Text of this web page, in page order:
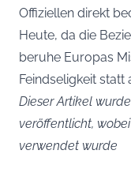
Offiziellen direkt
Heute, da die
beruhe Europas
Feindseligkeit statt
Dieser Artikel
veröffentlicht,
verwendet wurde